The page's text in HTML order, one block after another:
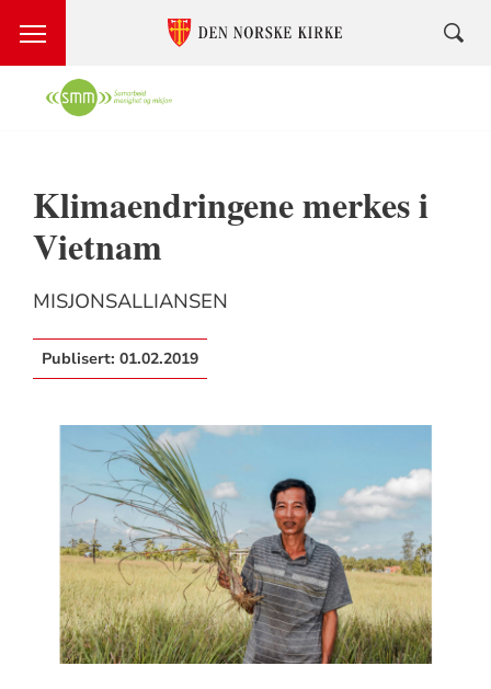
Klimaendringene merkes i
Vietnam
MISJONSALLIANSEN
Publisert: 01.02.2019